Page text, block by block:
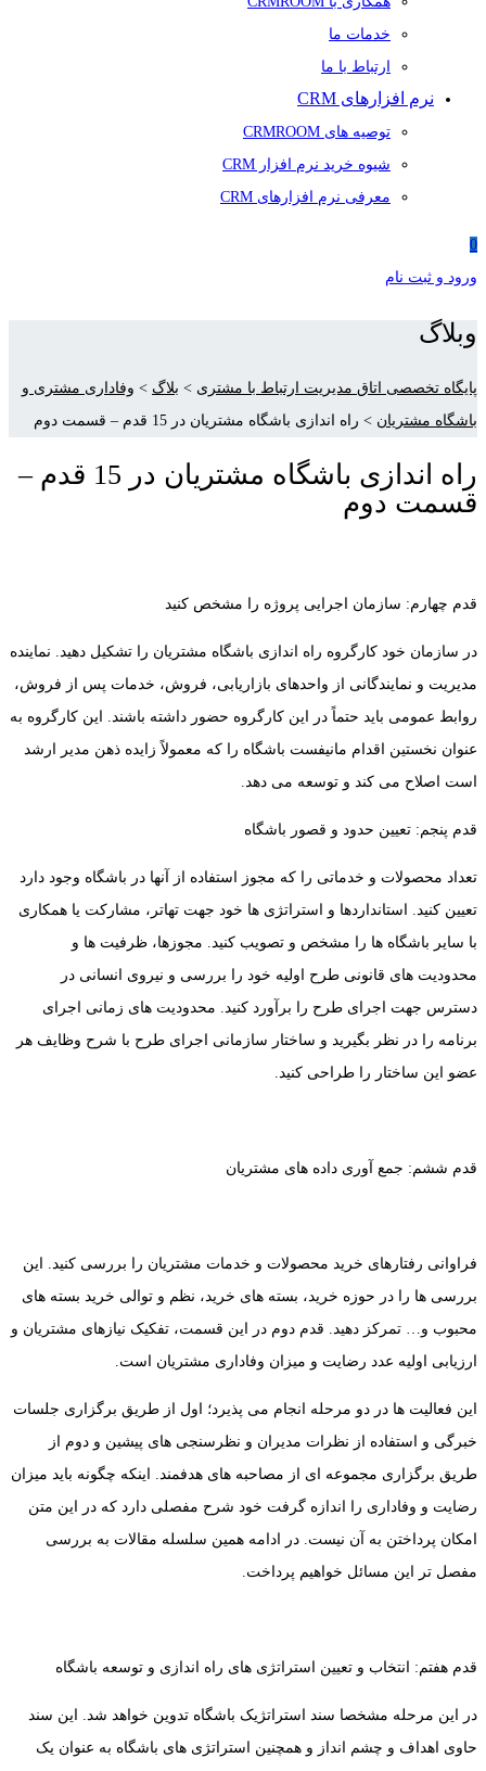
خدمات ما
ارتباط با ما
نرم افزارهای CRM
توصیه های CRMROOM
شیوه خرید نرم افزار CRM
معرفی نرم افزارهای CRM
0
ورود و ثبت نام
وبلاگ
پایگاه تخصصی اتاق مدیریت ارتباط با مشتری > بلاگ > وفاداری مشتری و
باشگاه مشتریان > راه اندازی باشگاه مشتریان در 15 قدم – قسمت دوم
راه اندازی باشگاه مشتریان در 15 قدم –
قسمت دوم
قدم چهارم: سازمان اجرایی پروژه را مشخص کنید
در سازمان خود کارگروه راه اندازی باشگاه مشتریان را تشکیل دهید. نماینده
مدیریت و نمایندگانی از واحدهای بازاریابی، فروش، خدمات پس از فروش،
روابط عمومی باید حتماً در این کارگروه حضور داشته باشند. این کارگروه به
عنوان نخستین اقدام مانیفست باشگاه را که معمولاً زایده ذهن مدیر ارشد
است اصلاح می کند و توسعه می دهد.
قدم پنجم: تعیین حدود و قصور باشگاه
تعداد محصولات و خدماتی را که مجوز استفاده از آنها در باشگاه وجود دارد
تعیین کنید. استانداردها و استراتژی ها خود جهت تهاتر، مشارکت یا همکاری
با سایر باشگاه ها را مشخص و تصویب کنید. مجوزها، ظرفیت ها و
محدودیت های قانونی طرح اولیه خود را بررسی و نیروی انسانی در
دسترس جهت اجرای طرح را برآورد کنید. محدودیت های زمانی اجرای
برنامه را در نظر بگیرید و ساختار سازمانی اجرای طرح با شرح وظایف هر
عضو این ساختار را طراحی کنید.
قدم ششم: جمع آوری داده های مشتریان
فراوانی رفتارهای خرید محصولات و خدمات مشتریان را بررسی کنید. این
بررسی ها را در حوزه خرید، بسته های خرید، نظم و توالی خرید بسته های
محبوب و… تمرکز دهید. قدم دوم در این قسمت، تفکیک نیازهای مشتریان و
ارزیابی اولیه عدد رضایت و میزان وفاداری مشتریان است.
این فعالیت ها در دو مرحله انجام می پذیرد؛ اول از طریق برگزاری جلسات
خبرگی و استفاده از نظرات مدیران و نظرسنجی های پیشین و دوم از
طریق برگزاری مجموعه ای از مصاحبه های هدفمند. اینکه چگونه باید میزان
رضایت و وفاداری را اندازه گرفت خود شرح مفصلی دارد که در این متن
امکان پرداختن به آن نیست. در ادامه همین سلسله مقالات به بررسی
مفصل تر این مسائل خواهیم پرداخت.
قدم هفتم: انتخاب و تعیین استراتژی های راه اندازی و توسعه باشگاه
در این مرحله مشخصا سند استراتژیک باشگاه تدوین خواهد شد. این سند
حاوی اهداف و چشم انداز و همچنین استراتژی های باشگاه به عنوان یک